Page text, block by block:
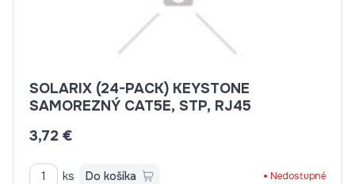
SOLARIX (24-PACK) KEYSTONE
SAMOREZNÝ CAT5E, STP, RJ45
3,72 €
ks Do košíka Nedostupné